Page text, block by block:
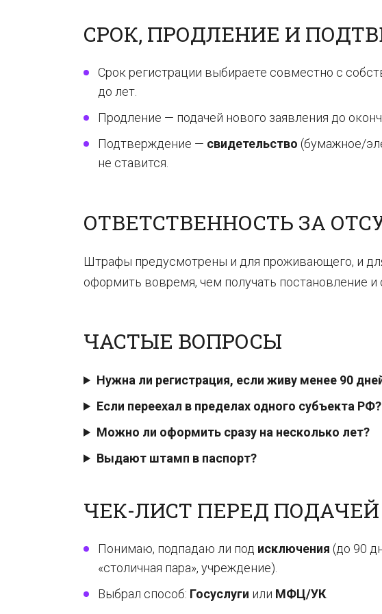
СРОК, ПРОДЛЕНИЕ И
Срок регистрации выбираете совместно с
до лет.
Продление — подачей нового заявления до
Подтверждение — свидетельство (бумажное/
не ставится.
ОТВЕТСТВЕННОСТЬ ЗА
Штрафы предусмотрены и для проживающего, и
оформить вовремя, чем получать постановление и
ЧАСТЫЕ ВОПРОСЫ
Нужна ли регистрация, если живу менее 90
Если переехал в пределах одного субъекта РФ?
Можно ли оформить сразу на несколько лет?
Выдают штамп в паспорт?
ЧЕК-ЛИСТ ПЕРЕД ПОДАЧЕЙ
Понимаю, подпадаю ли под исключения (до 90
«столичная пара», учреждение).
Выбрал способ: Госуслуги или МФЦ/УК